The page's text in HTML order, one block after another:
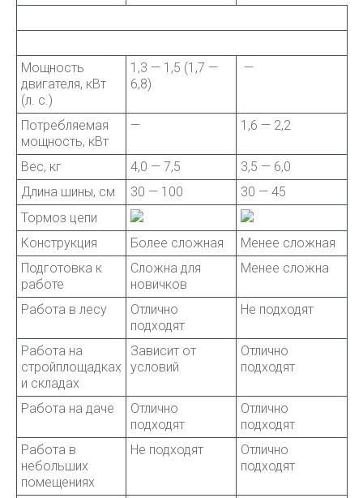
Мощность
двигателя, кВт
(л. с.)
1,3 — 1,5 (1,7 —
6,8)
—
Потребляемая
мощность, кВт
— 1,6 — 2,2
Вес, кг 4,0 — 7,5
3,5 — 6,0
Длина шины, см
30 — 100
30 — 45
Тормоз цепи
Конструкция
Более сложная
Менее сложная
Подготовка к
работе
Сложна для
новичков
Менее сложна
Работа в лесу
Отлично
подходят
Не подходят
Работа на
стройплощадках
и складах
Зависит от
условий
Отлично
подходят
Работа на даче
Отлично
подходят
Отлично
подходят
Работа в
небольших
помещениях
Не подходят
Отлично
подходят